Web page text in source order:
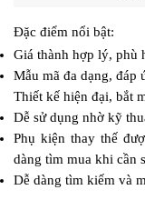
Đặc điểm nổi bật:
Giá thành hợp lý, phù
Mẫu mã đa dạng, đáp
Thiết kế hiện đại, bắt
Dễ sử dụng nhờ kỹ
Phụ kiện thay thế
dàng tìm mua khi cần
Dễ dàng tìm kiếm và